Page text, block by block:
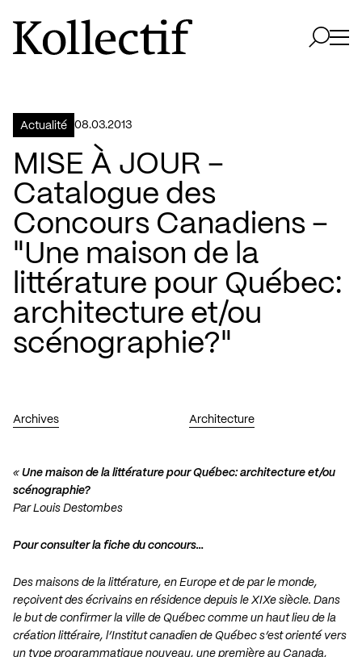
Aller à la page d'accueil
Logo Kollectif
Actualité 08.03.2013
MISE À JOUR –
Catalogue des
Concours Canadiens –
"Une maison de la
littérature pour Québec:
architecture et/ou
scénographie?"
Archives Architecture
« Une maison de la littérature pour Québec: architecture et/ou
scénographie?
Par Louis Destombes
Pour consulter la fiche du concours…
Des maisons de la littérature, en Europe et de par le monde,
reçoivent des écrivains en résidence depuis le XIXe siècle. Dans
le but de confirmer la ville de Québec comme un haut lieu de la
création littéraire, l’Institut canadien de Québec s’est orienté vers
un type programmatique nouveau, une première au Canada,